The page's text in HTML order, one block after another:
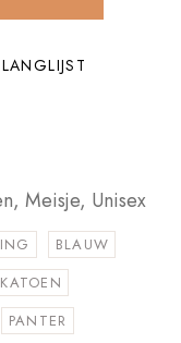
,Meisje, Unisex
BLAUW
KATOEN
PANTER